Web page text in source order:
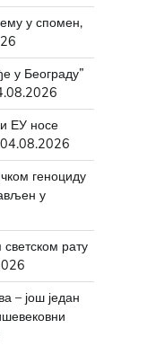
у спомен,
у Београду”
ЕУ носе
04.08.2026
геноциду
у
рату
– још један